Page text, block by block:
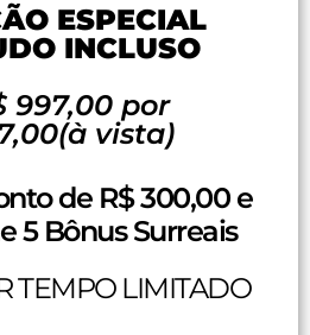
ESPECIAL
INCLUSO
997,00 por
vista)
de R$ 300,00 e
5 Bônus Surreais
TEMPO LIMITADO